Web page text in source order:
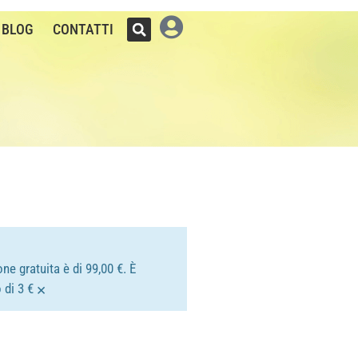
BLOG CONTATTI
gratuita è di 99,00 €. È
di 3 € ×